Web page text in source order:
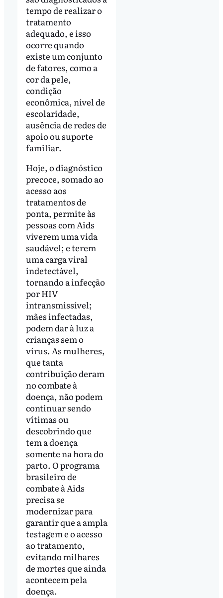
tempo de realizar o
tratamento
adequado, e isso
ocorre quando
existe um conjunto
de fatores, como a
cor da pele,
condição
econômica, nível de
escolaridade,
ausência de redes de
apoio ou suporte
familiar.
Hoje, o diagnóstico
precoce, somado ao
acesso aos
tratamentos de
ponta, permite às
pessoas com Aids
viverem uma vida
saudável; e terem
uma carga viral
indetectável,
tornando a infecção
por HIV
intransmissível;
mães infectadas,
podem dar à luz a
crianças sem o
vírus. As mulheres,
que tanta
contribuição deram
no combate à
doença, não podem
continuar sendo
vítimas ou
descobrindo que
tem a doença
somente na hora do
parto. O programa
brasileiro de
combate à Aids
precisa se
modernizar para
garantir que a ampla
testagem e o acesso
ao tratamento,
evitando milhares
de mortes que ainda
acontecem pela
doença.